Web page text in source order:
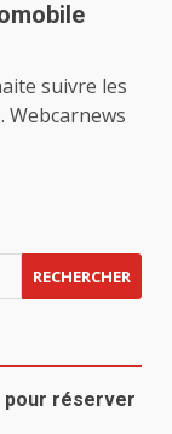
suivre les
Webcarnews
réserver